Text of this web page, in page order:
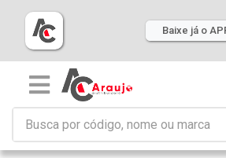
Baixe já o